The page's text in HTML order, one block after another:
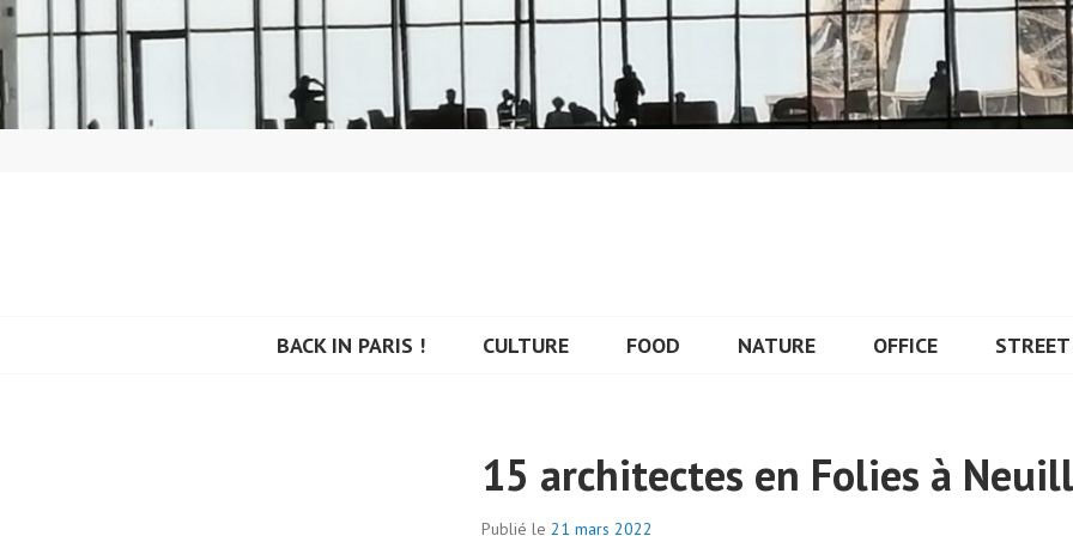
Aller
au
contenu
principal
BACK IN PARIS ! CULTURE FOOD NATURE OFFICE STREET
15 architectes en Folies à
Publié le 21 mars 2022